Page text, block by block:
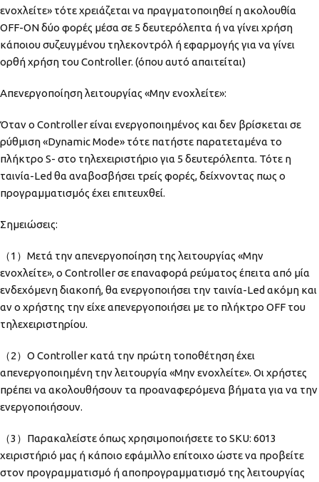
ενοχλείτε» τότε χρειάζεται να πραγματοποιηθεί η ακολουθία
OFF-ON δύο φορές μέσα σε 5 δευτερόλεπτα ή να γίνει χρήση
κάποιου συζευγμένου τηλεκοντρόλ ή εφαρμογής για να γίνει
ορθή χρήση του Controller. (όπου αυτό απαιτείται)
Απενεργοποίηση λειτουργίας «Μην ενοχλείτε»:
Όταν ο Controller είναι ενεργοποιημένος και δεν βρίσκεται σε
ρύθμιση «Dynamic Mode» τότε πατήστε παρατεταμένα το
πλήκτρο S- στο τηλεχειριστήριο για 5 δευτερόλεπτα. Τότε η
ταινία-Led θα αναβοσβήσει τρείς φορές, δείχνοντας πως ο
προγραμματισμός έχει επιτευχθεί.
Σημειώσεις:
（1）Μετά την απενεργοποίηση της λειτουργίας «Μην
ενοχλείτε», ο Controller σε επαναφορά ρεύματος έπειτα από μία
ενδεχόμενη διακοπή, θα ενεργοποιήσει την ταινία-Led ακόμη και
αν ο χρήστης την είχε απενεργοποιήσει με το πλήκτρο OFF του
τηλεχειριστηρίου.
（2）Ο Controller κατά την πρώτη τοποθέτηση έχει
απενεργοποιημένη την λειτουργία «Μην ενοχλείτε». Οι χρήστες
πρέπει να ακολουθήσουν τα προαναφερόμενα βήματα για να την
ενεργοποιήσουν.
（3）Παρακαλείστε όπως χρησιμοποιήσετε το SKU: 6013
χειριστήριό μας ή κάποιο εφάμιλλο επίτοιχο ώστε να προβείτε
στον προγραμματισμό ή αποπρογραμματισμό της λειτουργίας